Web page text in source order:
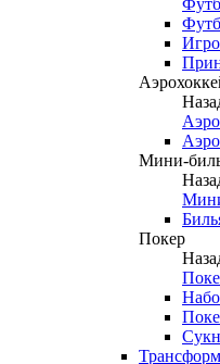
Мини-
Покер